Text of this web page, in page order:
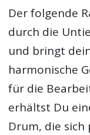
Der folgende
durch die
und bringt
harmonische
für die
erhältst Du
Drum, die